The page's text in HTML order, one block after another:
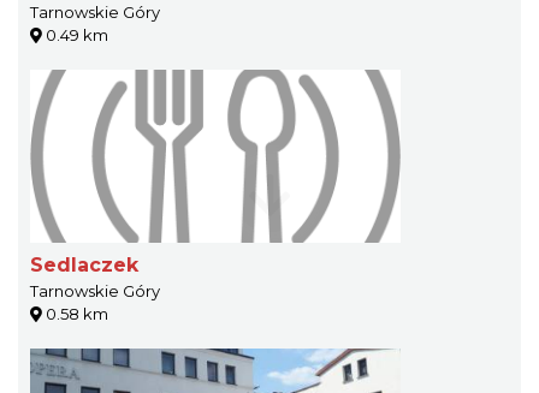
Tarnowskie Góry
0.49 km
Sedlaczek
Tarnowskie Góry
0.58 km